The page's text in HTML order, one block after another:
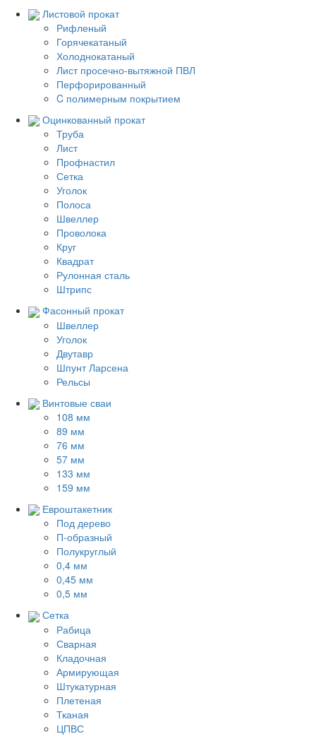
Листовой прокат
Рифленый
Горячекатаный
Холоднокатаный
Лист просечно-вытяжной ПВЛ
Перфорированный
C полимерным покрытием
Оцинкованный прокат
Труба
Лист
Профнастил
Сетка
Уголок
Полоса
Швеллер
Проволока
Круг
Квадрат
Рулонная сталь
Штрипс
Фасонный прокат
Швеллер
Уголок
Двутавр
Шпунт Ларсена
Рельсы
Винтовые сваи
108 мм
89 мм
76 мм
57 мм
133 мм
159 мм
Евроштакетник
Под дерево
П-образный
Полукруглый
0,4 мм
0,45 мм
0,5 мм
Сетка
Рабица
Сварная
Кладочная
Армирующая
Штукатурная
Плетеная
Тканая
ЦПВС